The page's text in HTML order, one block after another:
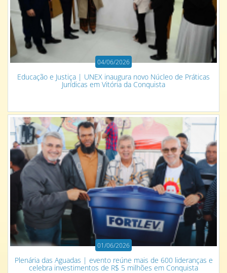
04/06/2026
Educação e Justiça | UNEX inaugura novo Núcleo de Práticas
Jurídicas em Vitória da Conquista
01/06/2026
Plenária das Aguadas | evento reúne mais de 600 lideranças e
celebra investimentos de R$ 5 milhões em Conquista